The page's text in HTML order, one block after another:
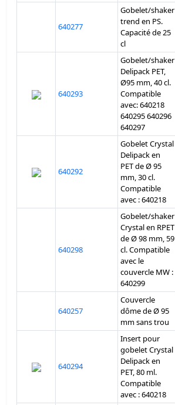
640277
Gobelet/shaker
trend en PS.
Capacité de 25
cl
640293
Gobelet/shaker
Delipack PET,
Ø95 mm, 40 cl.
Compatible
avec: 640218
640295 640296
640297
640292
Gobelet Crystal
Delipack en
PET de Ø 95
mm, 30 cl.
Compatible
avec : 640218
640298
Gobelet/shaker
Crystal en RPET
de Ø 98 mm, 59
cl. Compatible
avec le
couvercle MW :
640299
640257
Couvercle
dôme de Ø 95
mm sans trou
640294
Insert pour
gobelet Crystal
Delipack en
PET, 80 ml.
Compatible
avec : 640218